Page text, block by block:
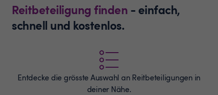
Reitbeteiligung finden - einfach,
schnell und kostenlos.
Entdecke die grösste Auswahl an Reitbeteiligungen in
deiner Nähe.